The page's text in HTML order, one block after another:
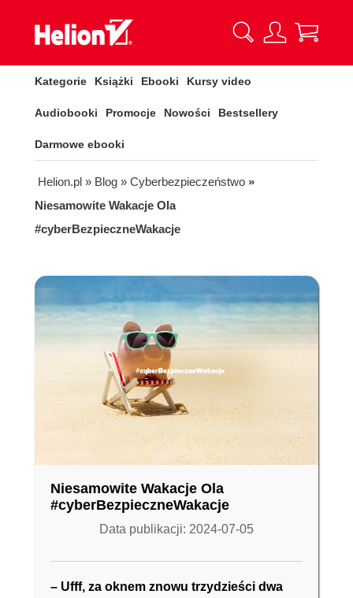
Kategorie Książki Ebooki Kursy video
Audiobooki Promocje Nowości Bestsellery
Darmowe ebooki
Helion.pl » Blog » Cyberbezpieczeństwo »
Niesamowite Wakacje Ola
#cyberBezpieczneWakacje
Niesamowite Wakacje Ola
#cyberBezpieczneWakacje
Data publikacji: 2024-07-05
– Ufff, za oknem znowu trzydzieści dwa